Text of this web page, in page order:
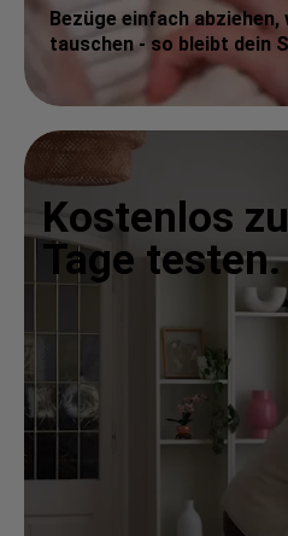
Bezüge einfach
tauschen - so bleibt dein
Kostenlos
Tage testen.